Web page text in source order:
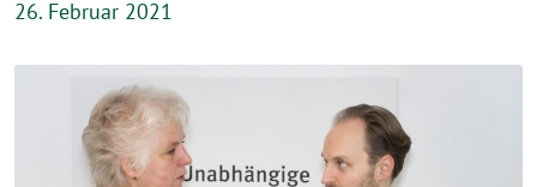
26. Februar 2021